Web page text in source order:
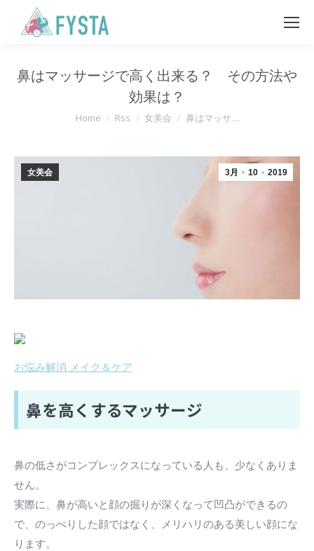
鼻はマッサージで高く出来る？ その方法や
効果は？
You are here:
Home Rss 女美会 鼻はマッサ…
3月 10 2019
女美会
お悩み解消 メイク＆ケア
鼻を高くするマッサージ
鼻の低さがコンプレックスになっている人も、少なくありま
せん。
実際に、鼻が高いと顔の掘りが深くなって凹凸ができるの
で、のっぺりした顔ではなく、メリハリのある美しい顔にな
ります。